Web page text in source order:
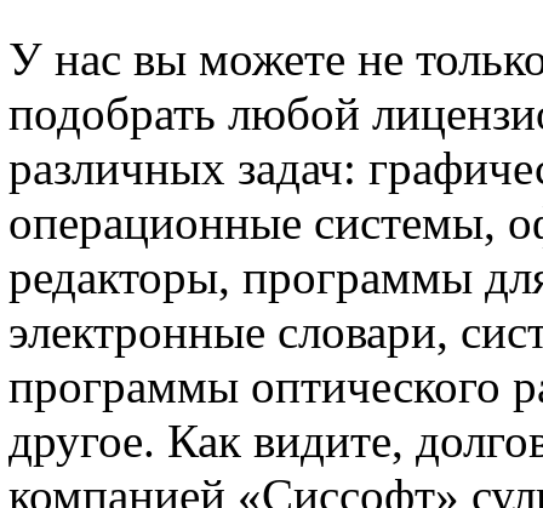
У нас вы можете не
подобрать любой
различных задач:
операционные системы,
редакторы, программы
электронные словари,
программы оптического
другое. Как видите,
компанией «Сиссофт»